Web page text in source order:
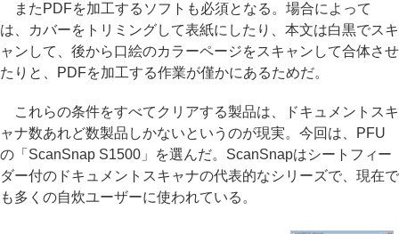
またPDFを加工するソフトも必須となる。場合によって
は、カバーをトリミングして表紙にしたり、本文は白黒でスキ
ャンして、後から口絵のカラーページをスキャンして合体させ
たりと、PDFを加工する作業が僅かにあるためだ。
これらの条件をすべてクリアする製品は、ドキュメントスキ
ャナ数あれど数製品しかないというのが現実。今回は、PFU
の「ScanSnap S1500」を選んだ。ScanSnapはシートフィー
ダー付のドキュメントスキャナの代表的なシリーズで、現在で
も多くの自炊ユーザーに使われている。